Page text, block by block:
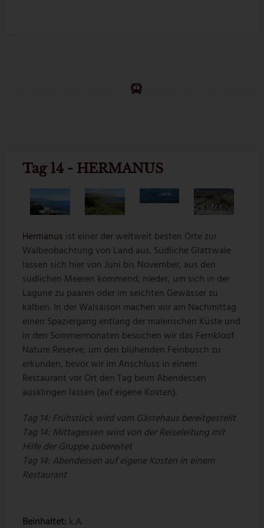
Tag 14 - HERMANUS
Hermanus ist einer der weltweit besten Orte zur
Walbeobachtung von Land aus. Südliche Glattwale
lassen sich hier von Juni bis November, aus den
südlichen Meeren kommend, nieder, um sich in der
Lagune zu paaren oder im seichten Gewässer zu
kalben. In der Walsaison machen wir am Nachmittag
einen Spaziergang entlang der malerischen Küste und
in den Sommermonaten besuchen wir das Fernkloof
Nature Reserve, um den blühenden Feinbusch zu
erkunden, bevor wir im Anschluss in einem
Restaurant vor Ort den Tag beim Abendessen
ausklingen lassen (auf eigene Kosten).
Tag 14: Frühstück wird vom Gästehaus bereitgestellt
Tag 14: Mittagessen wird von der Reiseleitung mit
Hilfe der Gruppe zubereitet
Tag 14: Abendessen auf eigene Kosten in einem
Restaurant
Beinhaltet: k.A.